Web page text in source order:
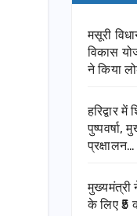
मसूरी
विकास
ने किया
हरिद्वार
पुष्पवर्षा,
प्रक्षालन…
मुख्यमंत्री
के लिए ₹5